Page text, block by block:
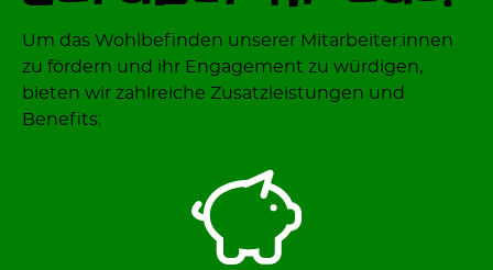
Um das Wohlbeﬁnden unserer Mitarbeiter:innen
zu fördern und ihr Engagement zu würdigen,
bieten wir zahlreiche Zusatzleistungen und
Beneﬁts: